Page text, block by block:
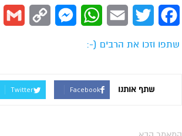
Facebook
Twitter
Email
WhatsApp
Messenger
Copy
שתפו וזכו את הרבים (-:
שתף אותנו Facebook
Twitter